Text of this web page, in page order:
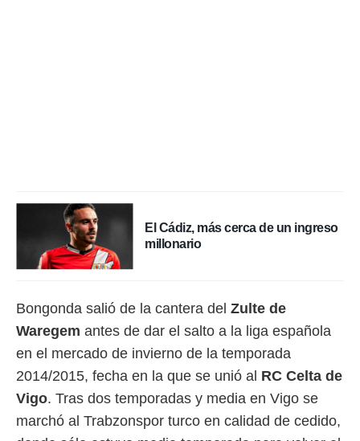
de
un
o acceder
datos
El Cádiz, más cerca de un ingreso
millonario
Bongonda salió de la cantera del Zulte de
Waregem antes de dar el salto a la liga española
en el mercado de invierno de la temporada
2014/2015, fecha en la que se unió al RC Celta de
Vigo. Tras dos temporadas y media en Vigo se
marchó al Trabzonspor turco en calidad de cedido,